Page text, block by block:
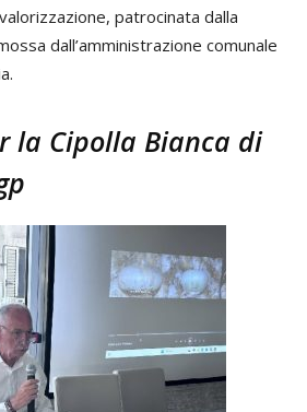
patrocinata dalla
dall’amministrazione comunale
la Cipolla Bianca di